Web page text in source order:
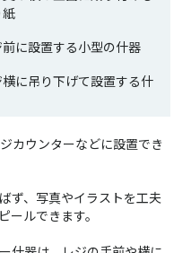
紙
前に設置する小型の什器
横に吊り下げて設置する什
カウンターなどに設置でき
ず、写真やイラストを工夫
ールできます。